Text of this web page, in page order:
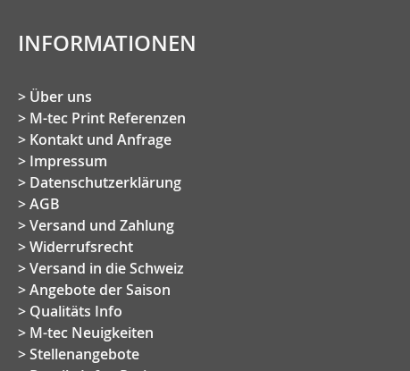
INFORMATIONEN
Über uns
M-tec Print Referenzen
Kontakt und Anfrage
Impressum
Datenschutzerklärung
AGB
Versand und Zahlung
Widerrufsrecht
Versand in die Schweiz
Angebote der Saison
Qualitäts Info
M-tec Neuigkeiten
Stellenangebote